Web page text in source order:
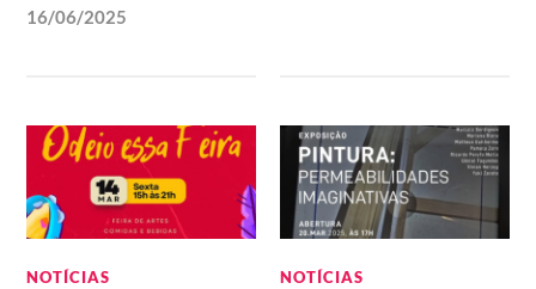
16/06/2025
NOTÍCIAS NOTÍCIAS